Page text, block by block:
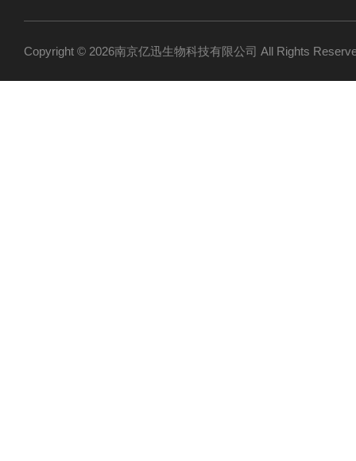
Copyright © 2026南京亿迅生物科技有限公司 All Rights